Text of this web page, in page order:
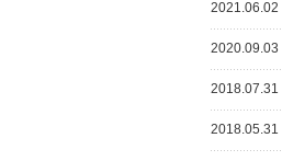
2021.06.02
2020.09.03
2018.07.31
2018.05.31